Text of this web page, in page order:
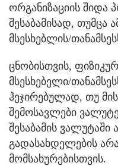
ორგანიზაციის შიდა
შესაბამისად, თუმცა
მსესხებლის/
ცნობისთვის,
მსესხებელი/
ჰეჯირებულად, თუ
შემოსავლები
შესაბამის
გადასახდელების
მომსახურებისთვის.